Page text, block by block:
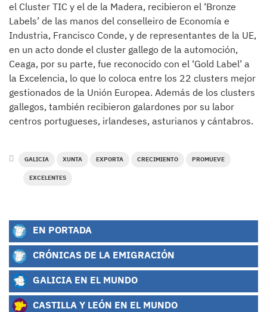
el Cluster TIC y el de la Madera, recibieron el ‘Bronze
Labels’ de las manos del conselleiro de Economía e
Industria, Francisco Conde, y de representantes de la UE,
en un acto donde el cluster gallego de la automoción,
Ceaga, por su parte, fue reconocido con el ‘Gold Label’ a
la Excelencia, lo que lo coloca entre los 22 clusters mejor
gestionados de la Unión Europea. Además de los clusters
gallegos, también recibieron galardones por su labor
centros portugueses, irlandeses, asturianos y cántabros.
GALICIA XUNTA EXPORTA CRECIMIENTO PROMUEVE
EXCELENTES
EN PORTADA
CRÓNICAS DE LA EMIGRACIÓN
GALICIA EN EL MUNDO
CASTILLA Y LEÓN EN EL MUNDO